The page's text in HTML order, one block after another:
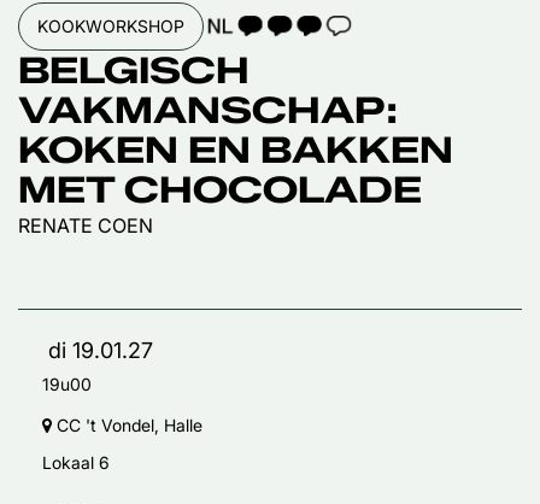
KOOKWORKSHOP TAALICOON 3
BELGISCH
VAKMANSCHAP:
KOKEN EN BAKKEN
MET CHOCOLADE
RENATE COEN
di 19.01.27
19u00
CC 't Vondel, Halle
Lokaal 6